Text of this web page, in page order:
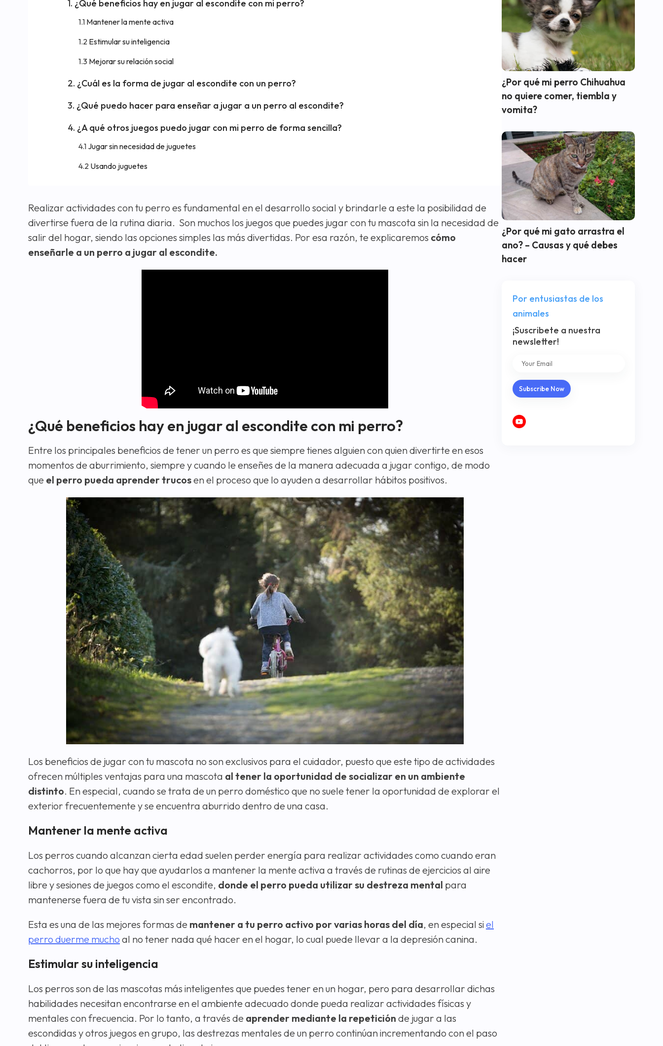
¿Qué beneficios hay en jugar al escondite con mi perro?
Mantener la mente activa
Estimular su inteligencia
Mejorar su relación social
¿Cuál es la forma de jugar al escondite con un perro?
¿Qué puedo hacer para enseñar a jugar a un perro al escondite?
¿A qué otros juegos puedo jugar con mi perro de forma sencilla?
Jugar sin necesidad de juguetes
Usando juguetes
Realizar actividades con tu perro es fundamental en el desarrollo social y brindarle a este la posibilidad de
divertirse fuera de la rutina diaria. Son muchos los juegos que puedes jugar con tu mascota sin la necesidad de
salir del hogar, siendo las opciones simples las más divertidas. Por esa razón, te explicaremos cómo
enseñarle a un perro a jugar al escondite.
¿Qué beneficios hay en jugar al escondite con mi perro?
Entre los principales beneficios de tener un perro es que siempre tienes alguien con quien divertirte en esos
momentos de aburrimiento, siempre y cuando le enseñes de la manera adecuada a jugar contigo, de modo
que el perro pueda aprender trucosen el proceso que lo ayuden a desarrollar hábitos positivos.
Los beneficios de jugar con tu mascota no son exclusivos para el cuidador, puesto que este tipo de actividades
ofrecen múltiples ventajas para una mascota al tener la oportunidad de socializar en un ambiente
distinto. En especial, cuando se trata de un perro doméstico que no suele tener la oportunidad de explorar el
exterior frecuentemente y se encuentra aburrido dentro de una casa.
Mantener la mente activa
Los perros cuando alcanzan cierta edad suelen perder energía para realizar actividades como cuando eran
cachorros, por lo que hay que ayudarlos a mantener la mente activa a través de rutinas de ejercicios al aire
libre y sesiones de juegos como el escondite, donde el perro pueda utilizar su destreza mental para
mantenerse fuera de tu vista sin ser encontrado.
Esta es una de las mejores formas de mantener a tu perro activo por varias horas del día, en especial siel
perro duerme mucho al no tener nada qué hacer en el hogar, lo cual puede llevar a la depresión canina.
Estimular su inteligencia
Los perros son de las mascotas más inteligentes que puedes tener en un hogar, pero para desarrollar dichas
habilidades necesitan encontrarse en el ambiente adecuado donde pueda realizar actividades físicas y
mentales con frecuencia. Por lo tanto, a través de aprender mediante la repetición de jugar a las
escondidas y otros juegos en grupo, las destrezas mentales de un perro continúan incrementando con el paso
¿Por qué mi perro Chihuahua
no quiere comer, tiembla y
vomita?
¿Por qué mi gato arrastra el
ano? – Causas y qué debes
hacer
Por entusiastas de los
animales
¡Suscribete a nuestra
newsletter!